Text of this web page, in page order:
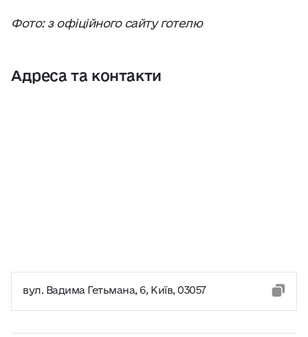
Фото: з офіційного сайту готелю
Адреса та контакти
вул. Вадима Гетьмана, 6, Київ, 03057